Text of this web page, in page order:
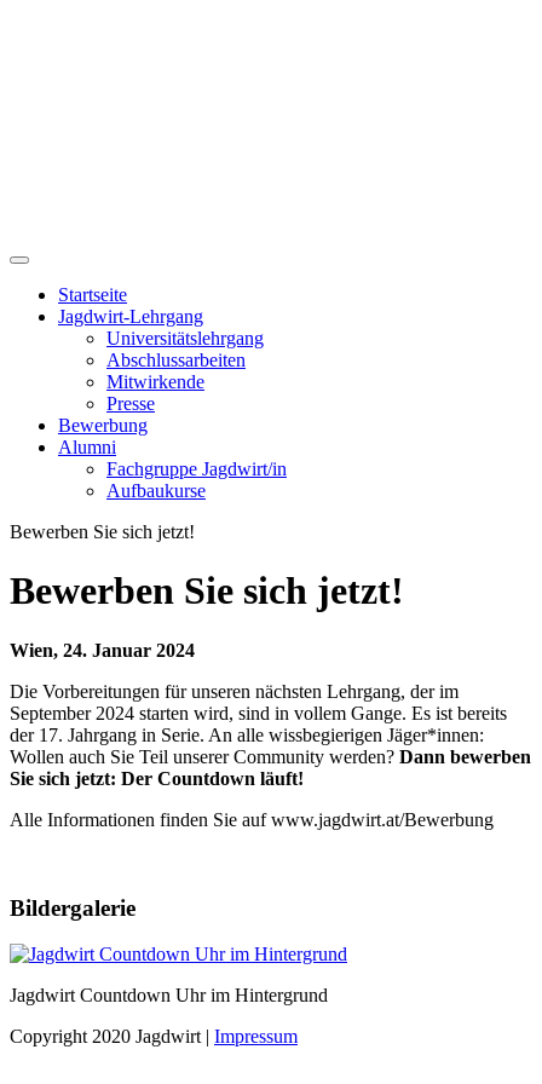
Startseite
Jagdwirt-Lehrgang
Universitätslehrgang
Abschlussarbeiten
Mitwirkende
Presse
Bewerbung
Alumni
Fachgruppe Jagdwirt/in
Aufbaukurse
Bewerben Sie sich jetzt!
Bewerben Sie sich jetzt!
Wien, 24. Januar 2024
Die Vorbereitungen für unseren nächsten Lehrgang, der im
September 2024 starten wird, sind in vollem Gange. Es ist bereits
der 17. Jahrgang in Serie. An alle wissbegierigen Jäger*innen:
Wollen auch Sie Teil unserer Community werden? Dann bewerben
Sie sich jetzt: Der Countdown läuft!
Alle Informationen finden Sie auf www.jagdwirt.at/Bewerbung
Bildergalerie
Jagdwirt Countdown Uhr im Hintergrund
Copyright 2020 Jagdwirt | Impressum